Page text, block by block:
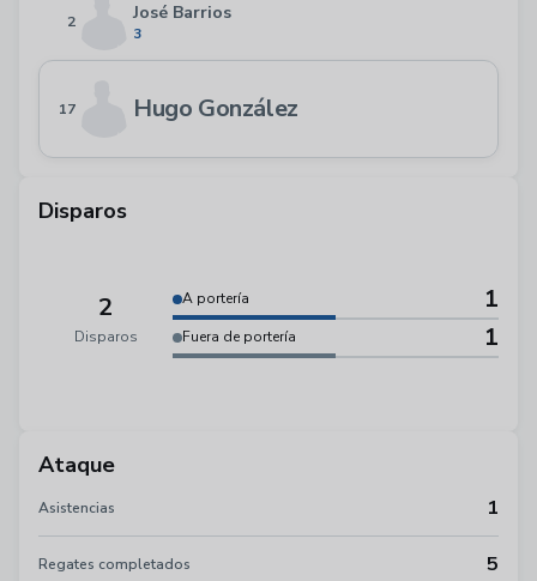
2 José Barrios
3
17 Hugo González
Disparos
2
Disparos
A portería 1
Fuera de portería 1
Ataque
Asistencias 1
Regates completados 5